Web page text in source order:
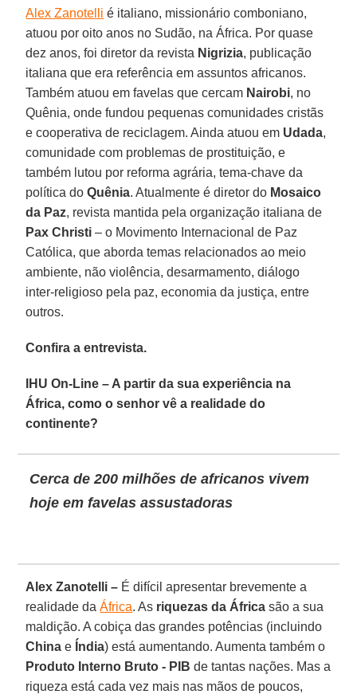
Alex Zanotelli é italiano, missionário comboniano,
atuou por oito anos no Sudão, na África. Por quase
dez anos, foi diretor da revista Nigrizia, publicação
italiana que era referência em assuntos africanos.
Também atuou em favelas que cercam Nairobi, no
Quênia, onde fundou pequenas comunidades cristãs
e cooperativa de reciclagem. Ainda atuou em Udada,
comunidade com problemas de prostituição, e
também lutou por reforma agrária, tema-chave da
política doQuênia. Atualmente é diretor do Mosaico
da Paz, revista mantida pela organização italiana de
Pax Christi – o Movimento Internacional de Paz
Católica, que aborda temas relacionados ao meio
ambiente, não violência, desarmamento, diálogo
inter-religioso pela paz, economia da justiça, entre
outros.
Confira a entrevista.
IHU On-Line – A partir da sua experiência na
África, como o senhor vê a realidade do
continente?
Cerca de 200 milhões de africanos vivem
hoje em favelas assustadoras
Alex Zanotelli – É difícil apresentar brevemente a
realidade daÁfrica. As riquezas da África são a sua
maldição. A cobiça das grandes potências (incluindo
China e Índia) está aumentando. Aumenta também o
Produto Interno Bruto - PIB de tantas nações. Mas a
riqueza está cada vez mais nas mãos de poucos,